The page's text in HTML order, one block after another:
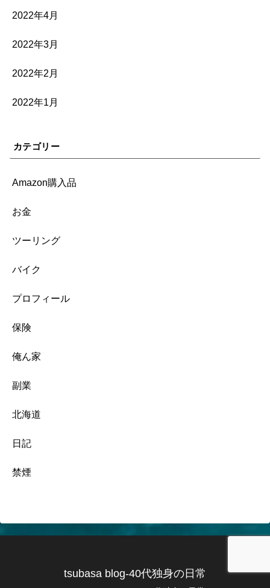
2022年4月
2022年3月
2022年2月
2022年1月
カテゴリー
Amazon購入品
お金
ツーリング
バイク
プロフィール
保険
俺ん家
副業
北海道
日記
禁煙
tsubasa blog-40代独身の日常